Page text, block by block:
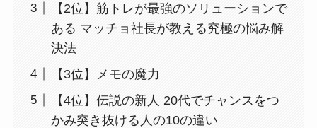
【2位】筋トレが最強のソリューションで
ある マッチョ社長が教える究極の悩み解
決法
【3位】メモの魔力
【4位】伝説の新人 20代でチャンスをつ
かみ突き抜ける人の10の違い